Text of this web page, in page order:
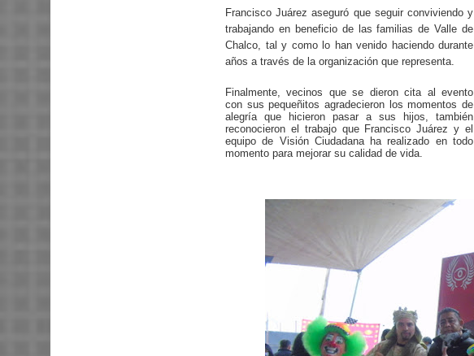
Francisco Juárez aseguró que seguir conviviendo y
trabajando en beneficio de las familias de Valle de
Chalco, tal y como lo han venido haciendo durante
años a través de la organización que representa.
Finalmente, vecinos que se dieron cita al evento
con sus pequeñitos agradecieron los momentos de
alegría que hicieron pasar a sus hijos, también
reconocieron el trabajo que Francisco Juárez y el
equipo de Visión Ciudadana ha realizado en todo
momento para mejorar su calidad de vida.